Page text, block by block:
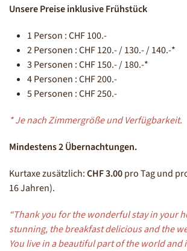
Unsere Preise inklusive Frühstück
1 Person : CHF 100.-
2 Personen : CHF 120.- / 130.- / 140.-*
3 Personen : CHF 150.- / 180.-*
4 Personen : CHF 200.-
5 Personen : CHF 250.-
* Je nach Zimmergröße und Verfügbarkeit.
Mindestens 2 Übernachtungen.
Kurtaxe zusätzlich:CHF 3.00pro Tag und
16 Jahren).
“Thank you for the wonderful stay in your
stunning, the breakfast delicious and the
You live in a beautiful part of the world and